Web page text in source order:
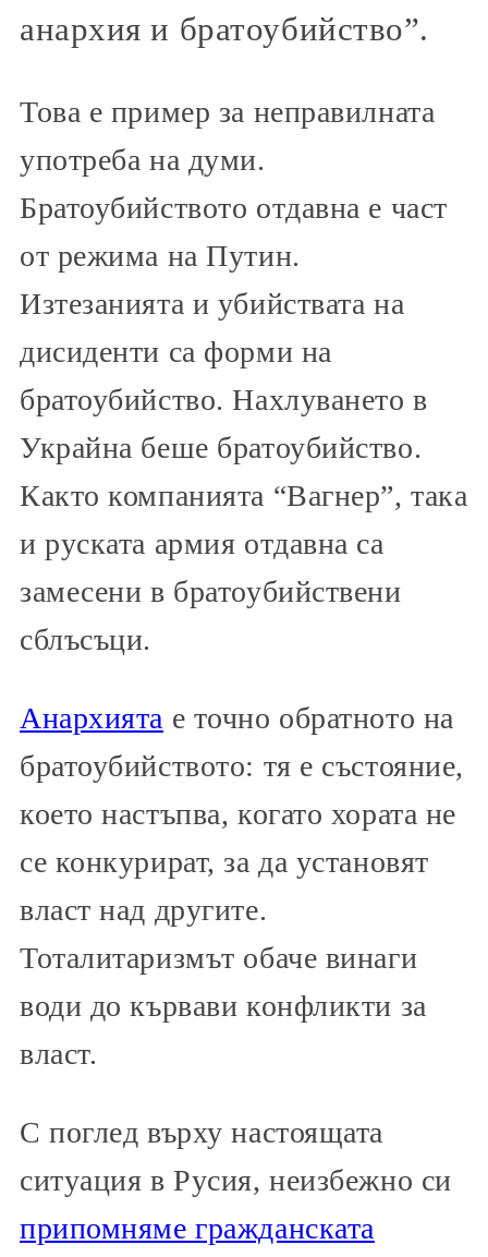
анархия и братоубийство”.
Това е пример за неправилната
употреба на думи.
Братоубийството отдавна е част
от режима на Путин.
Изтезанията и убийствата на
дисиденти са форми на
братоубийство. Нахлуването в
Украйна беше братоубийство.
Както компанията “Вагнер”, така
и руската армия отдавна са
замесени в братоубийствени
сблъсъци.
Анархията е точно обратното на
братоубийството: тя е състояние,
което настъпва, когато хората не
се конкурират, за да установят
власт над другите.
Тоталитаризмът обаче винаги
води до кървави конфликти за
власт.
С поглед върху настоящата
ситуация в Русия, неизбежно си
припомняме гражданската